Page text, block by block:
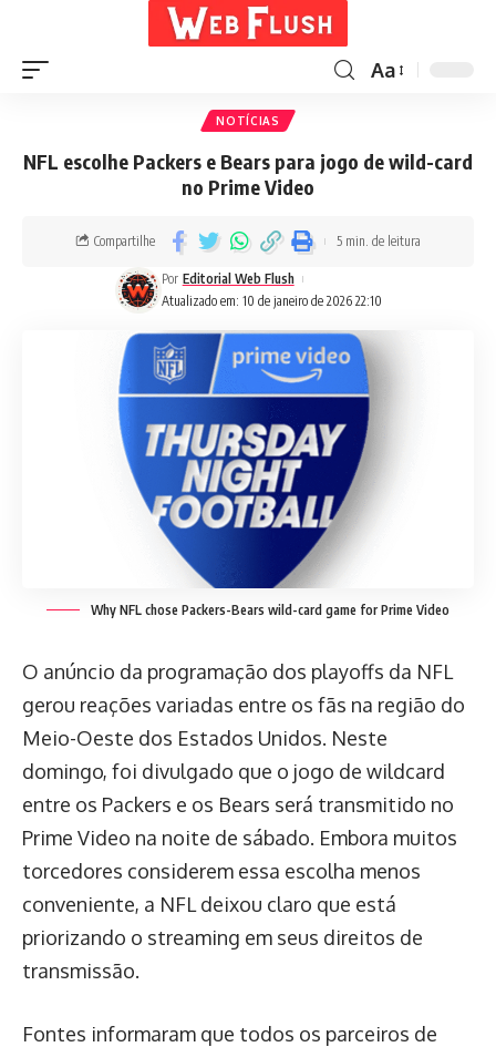
Aa
NOTÍCIAS
NFL escolhe Packers e Bears para jogo de wild-card
no Prime Video
Atualizado em: 10 de janeiro de 2026 22:10
Por Editorial Web Flush
Compartilhe 5 min. de leitura
Why NFL chose Packers-Bears wild-card game for Prime Video
O anúncio da programação dos playoffs da NFL
gerou reações variadas entre os fãs na região do
Meio-Oeste dos Estados Unidos. Neste
domingo, foi divulgado que o jogo de wildcard
entre os Packers e os Bears será transmitido no
Prime Video na noite de sábado. Embora muitos
torcedores considerem essa escolha menos
conveniente, a NFL deixou claro que está
priorizando o streaming em seus direitos de
transmissão.
Fontes informaram que todos os parceiros de